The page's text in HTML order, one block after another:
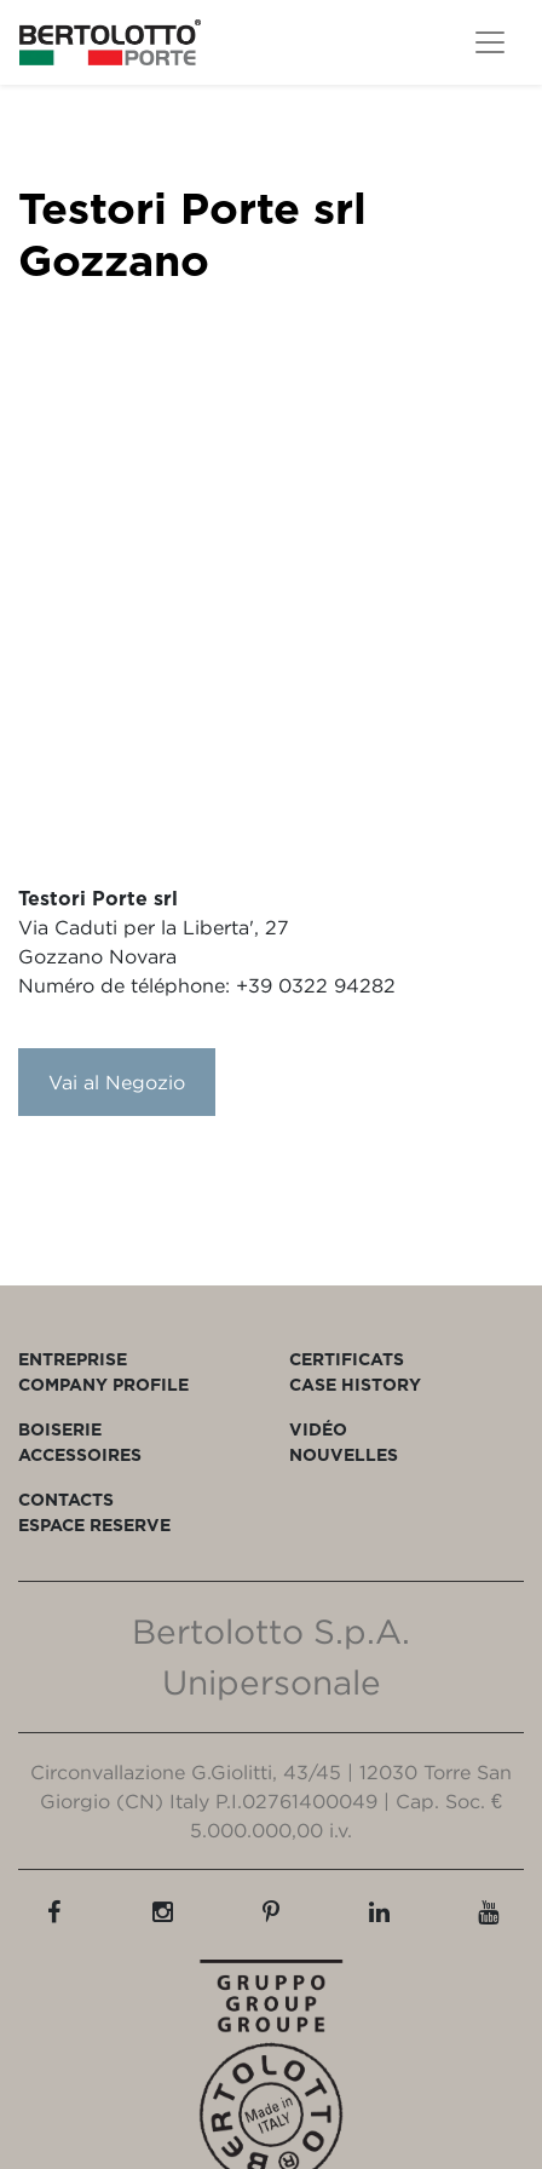
Testori Porte srl
Gozzano
Testori Porte srl
Via Caduti per la Liberta', 27
Gozzano Novara
Numéro de téléphone: +39 0322 94282
Vai al Negozio
ENTREPRISE
COMPANY PROFILE
CERTIFICATS
CASE HISTORY
BOISERIE
ACCESSOIRES
VIDÉO
NOUVELLES
CONTACTS
ESPACE RESERVE
Bertolotto S.p.A.
Unipersonale
Circonvallazione G.Giolitti, 43/45 | 12030 Torre San
Giorgio (CN) Italy P.I.02761400049 | Cap. Soc. €
5.000.000,00 i.v.